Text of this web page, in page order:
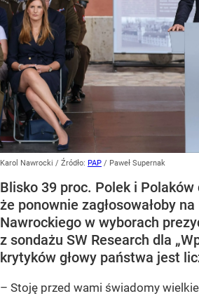
Karol Nawrocki / Źródło: PAP / Paweł Supernak
Blisko 39 proc. Polek i Polaków
że ponownie zagłosowałoby
Nawrockiego w wyborach
z sondażu SW Research dla
krytyków głowy państwa jest
– Stoję przed wami świadomy